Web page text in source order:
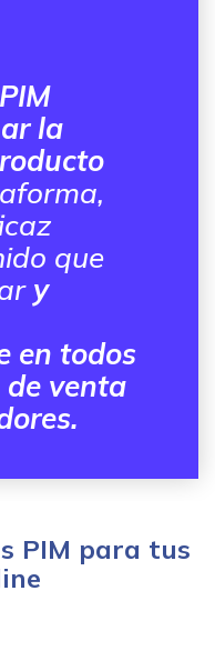
la
que
y
en todos
venta
PIM para tus